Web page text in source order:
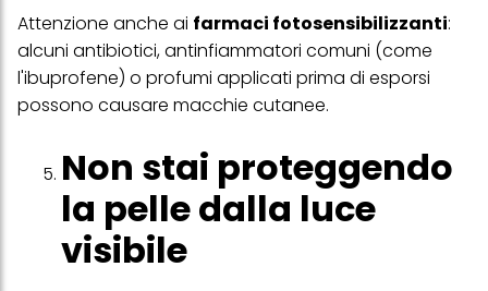
Attenzione anche ai farmaci fotosensibilizzanti:
alcuni antibiotici, antinfiammatori comuni (come
l'ibuprofene) o profumi applicati prima di esporsi
possono causare macchie cutanee.
Non stai proteggendo
la pelle dalla luce
visibile